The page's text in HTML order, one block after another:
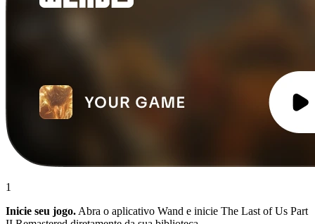
1
Inicie seu jogo. Abra o aplicativo Wand e inicie The Last of Us Part